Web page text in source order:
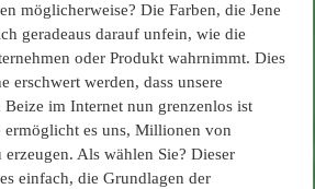
möglicherweise? Die Farben, die Jene
geradeaus darauf unfein, wie die
oder Produkt wahrnimmt. Dies
erschwert werden, dass unsere
im Internet nun grenzenlos ist
es uns, Millionen von
Als wählen Sie? Dieser
einfach, die Grundlagen der